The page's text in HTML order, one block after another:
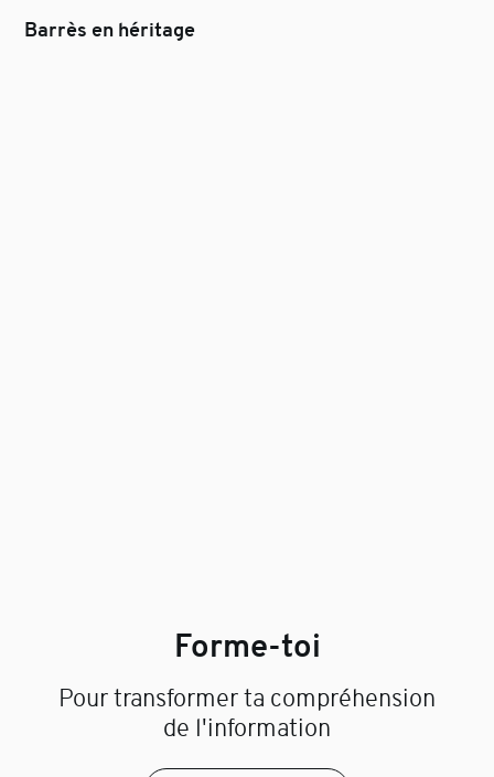
Barrès en héritage
Forme-toi
Pour transformer ta compréhension
de l'information